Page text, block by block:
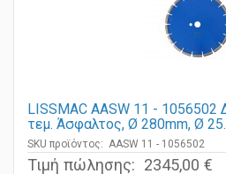
LISSMAC AASW 11 - 1056502
τεμ. Άσφαλτος, Ø 280mm, Ø
SKU προϊόντος: AASW 11 - 1056502